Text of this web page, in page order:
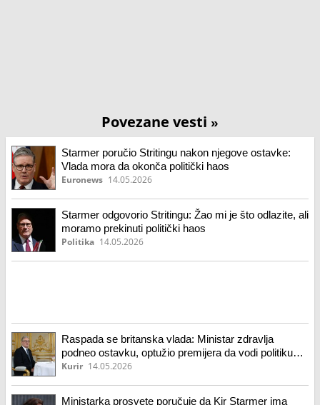
Povezane vesti »
Starmer poručio Stritingu nakon njegove ostavke:
Vlada mora da okonča politički haos
Euronews 14.05.2026
Starmer odgovorio Stritingu: Žao mi je što odlazite, ali
moramo prekinuti politički haos
Politika 14.05.2026
Raspada se britanska vlada: Ministar zdravlja
podneo ostavku, optužio premijera da vodi politiku
bez jasnog pravca
Kurir 14.05.2026
Ministarka prosvete poručuje da Kir Starmer ima